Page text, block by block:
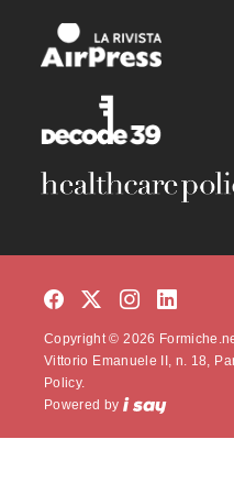
Copyright © 2026
Vittorio Emanuele II, n. 18,
Policy.
Powered by